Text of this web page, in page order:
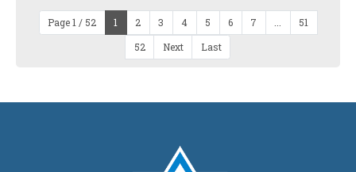
Page 1 / 52 1 2 3 4 5 6 7
51
52
Next Last